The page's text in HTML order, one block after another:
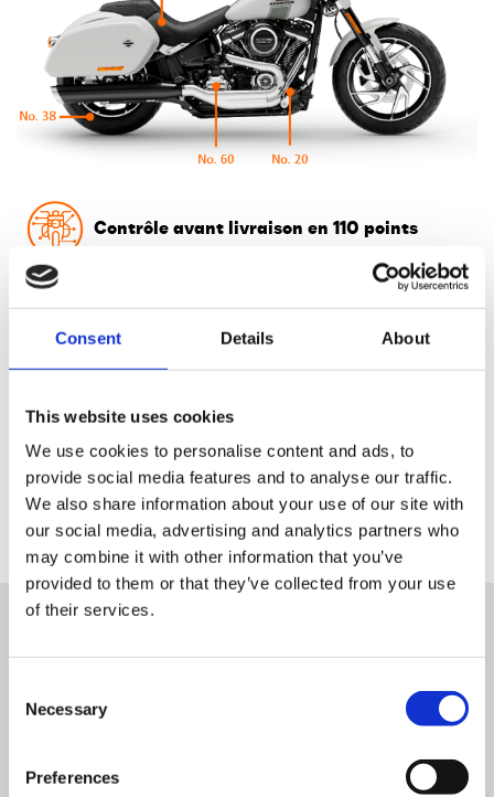
Consent Details About
This website uses cookies
We use cookies to personalise content and ads, to
provide social media features and to analyse our traffic.
We also share information about your use of our site with
our social media, advertising and analytics partners who
may combine it with other information that you’ve
provided to them or that they’ve collected from your use
of their services.
Selection
Necessary
Preferences
Contrôle avant livraison en 110 points
Le contrôle de l'état technique de la moto est le même pour
tous les concessionnaires agréés
Il s'agit d'un contrôle de 110 points couvrant tout le
fonctionnement de la machine.
Un procès-verbal détaillé signé par le technicien exécutant est
Ce n'est qu'une fois que cela a été fait qu'une moto peut obtenir le droit
d'être classée H-D Certified™ et bénéficier des autres avantages
associés à ces motos d'occasion haut de gamme.